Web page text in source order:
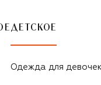
ДЕТСКОЕ
ЮБКИ ДЛЯ
Одежда для девочек